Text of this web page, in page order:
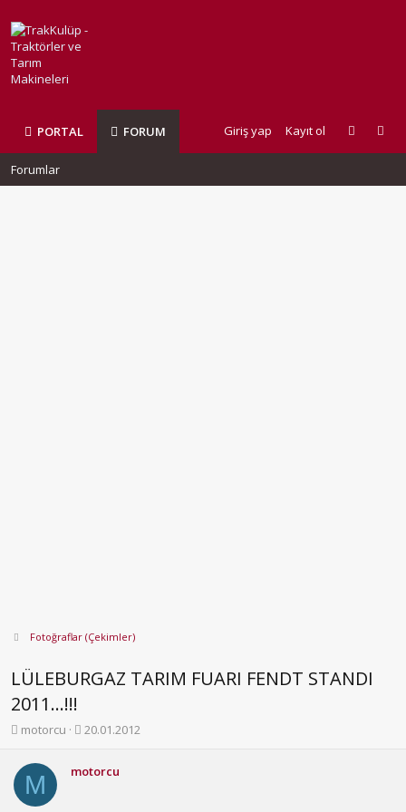
PORTAL FORUM Giriş yap Kayıt ol
Forumlar
Fotoğraflar (Çekimler)
LÜLEBURGAZ TARIM FUARI FENDT STANDI
2011...!!!
K
n
b
u
motorcu
B
l
20.01.2012
M motorcu